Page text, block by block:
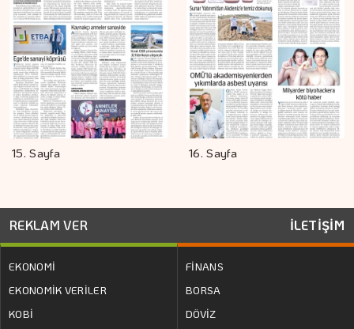
15. Sayfa 16. Sayfa
REKLAM VER İLETİŞİM
EKONOMİ
EKONOMİK VERİLER
KOBİ
FİNANS
BORSA
DÖVİZ